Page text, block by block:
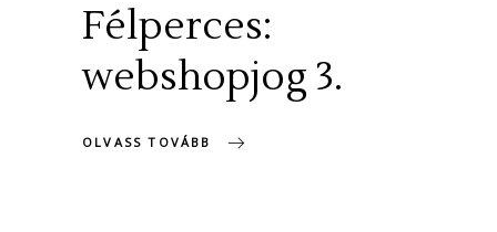
Félperces:
webshopjog 3.
OLVASS TOVÁBB